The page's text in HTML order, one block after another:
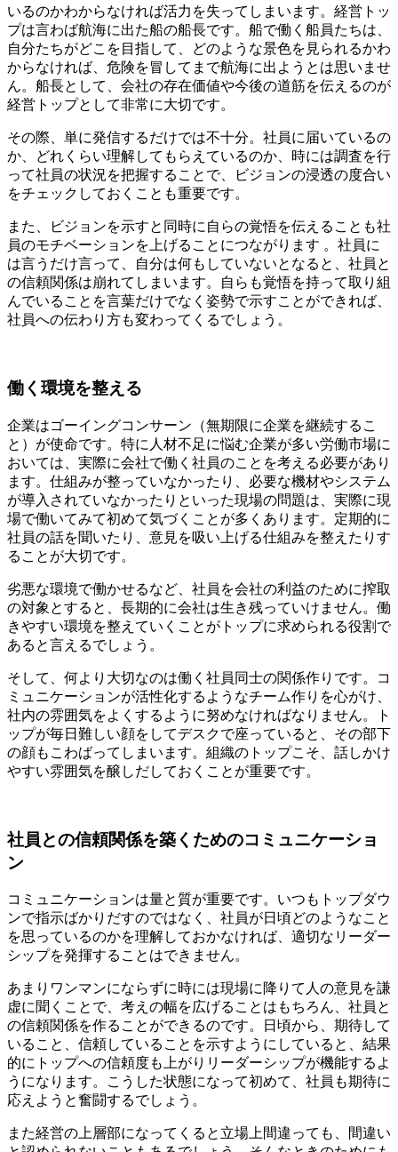
いるのかわからなければ活力を失ってしまいます。経営トッ
プは言わば航海に出た船の船長です。船で働く船員たちは、
自分たちがどこを目指して、どのような景色を見られるかわ
からなければ、危険を冒してまで航海に出ようとは思いませ
ん。船長として、会社の存在価値や今後の道筋を伝えるのが
経営トップとして非常に大切です。
その際、単に発信するだけでは不十分。社員に届いているの
か、どれくらい理解してもらえているのか、時には調査を行
って社員の状況を把握することで、ビジョンの浸透の度合い
をチェックしておくことも重要です。
また、ビジョンを示すと同時に自らの覚悟を伝えることも社
員のモチベーションを上げることにつながります 。社員に
は言うだけ言って、自分は何もしていないとなると、社員と
の信頼関係は崩れてしまいます。自らも覚悟を持って取り組
んでいることを言葉だけでなく姿勢で示すことができれば、
社員への伝わり方も変わってくるでしょう。
働く環境を整える
企業はゴーイングコンサーン（無期限に企業を継続するこ
と）が使命です。特に人材不足に悩む企業が多い労働市場に
おいては、実際に会社で働く社員のことを考える必要があり
ます。仕組みが整っていなかったり、必要な機材やシステム
が導入されていなかったりといった現場の問題は、実際に現
場で働いてみて初めて気づくことが多くあります。定期的に
社員の話を聞いたり、意見を吸い上げる仕組みを整えたりす
ることが大切です。
劣悪な環境で働かせるなど、社員を会社の利益のために搾取
の対象とすると、長期的に会社は生き残っていけません。働
きやすい環境を整えていくことがトップに求められる役割で
あると言えるでしょう。
そして、何より大切なのは働く社員同士の関係作りです。コ
ミュニケーションが活性化するようなチーム作りを心がけ、
社内の雰囲気をよくするように努めなければなりません。ト
ップが毎日難しい顔をしてデスクで座っていると、その部下
の顔もこわばってしまいます。組織のトップこそ、話しかけ
やすい雰囲気を醸しだしておくことが重要です。
社員との信頼関係を築くためのコミュニケーショ
ン
コミュニケーションは量と質が重要です。いつもトップダウ
ンで指示ばかりだすのではなく、社員が日頃どのようなこと
を思っているのかを理解しておかなければ、適切なリーダー
シップを発揮することはできません。
あまりワンマンにならずに時には現場に降りて人の意見を謙
虚に聞くことで、考えの幅を広げることはもちろん、社員と
の信頼関係を作ることができるのです。日頃から、期待して
いること、信頼していることを示すようにしていると、結果
的にトップへの信頼度も上がりリーダーシップが機能するよ
うになります。こうした状態になって初めて、社員も期待に
応えようと奮闘するでしょう。
また経営の上層部になってくると立場上間違っても、間違い